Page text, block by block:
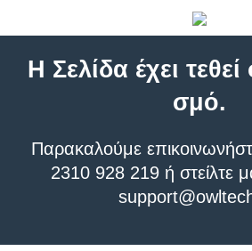
Η Σελίδα έχει
σμό.
Παρακαλούμε
2310 928 219 ή στείλτε